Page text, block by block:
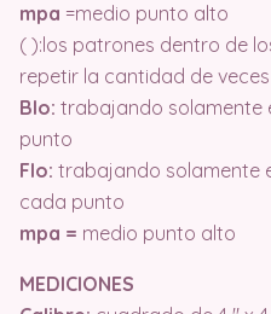
mpa =medio punto alto
( ):los patrones dentro de
repetir la cantidad de
Blo: trabajando solamente
punto
Flo: trabajando solamente
cada punto
mpa = medio punto alto
MEDICIONES